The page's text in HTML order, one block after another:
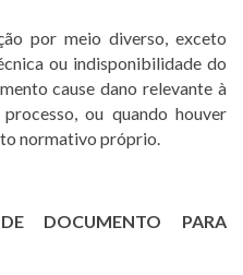
por meio diverso, exceto
ou indisponibilidade do
cause dano relevante à
ou quando houver
normativo próprio.
DOCUMENTO PARA